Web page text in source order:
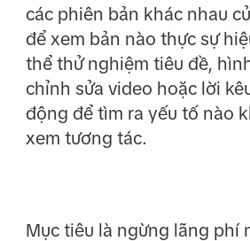
các phiên bản khác nhau
để xem bản nào thực sự
thể thử nghiệm tiêu đề,
chỉnh sửa video hoặc lời
động để tìm ra yếu tố nào
xem tương tác.
Mục tiêu là ngừng lãng phí